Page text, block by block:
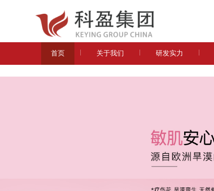
首页 关于我们 研发实力